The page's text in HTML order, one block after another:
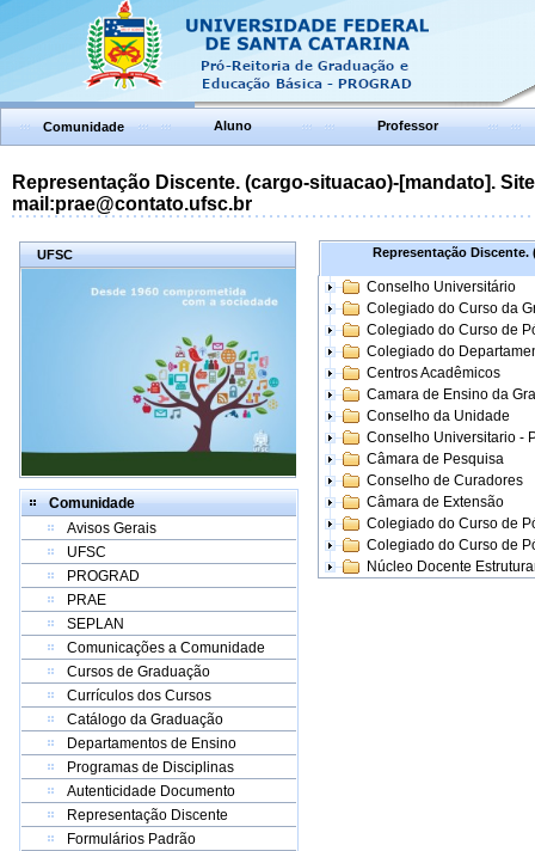
Comunidade Aluno Professor
Representação Discente. (cargo-situacao)-[mandato].
mail:prae@contato.ufsc.br
UFSC
Comunidade
Avisos Gerais
UFSC
PROGRAD
PRAE
SEPLAN
Comunicações a Comunidade
Cursos de Graduação
Currículos dos Cursos
Catálogo da Graduação
Departamentos de Ensino
Programas de Disciplinas
Autenticidade Documento
Representação Discente
Formulários Padrão
Representação Discente.
Conselho Universitário
Colegiado do Curso da
Colegiado do Curso de
Colegiado do
Centros Acadêmicos
Camara de Ensino da
Conselho da Unidade
Conselho Universitario -
Câmara de Pesquisa
Conselho de Curadores
Câmara de Extensão
Colegiado do Curso de
Colegiado do Curso de
Núcleo Docente